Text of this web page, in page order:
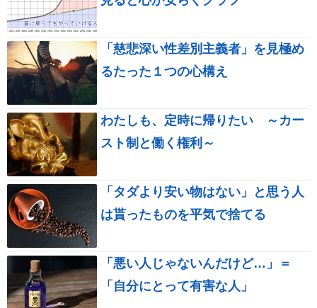
「慈悲深い性差別主義者」を見極め
るたった１つの心構え
わたしも、定時に帰りたい ～カー
スト制と働く権利～
「タダより安い物はない」と思う人
は貰ったものを平気で捨てる
「悪い人じゃないんだけど…」＝
「自分にとって有害な人」